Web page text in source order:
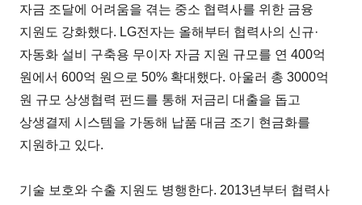
자금 조달에 어려움을 겪는 중소 협력사를 위한 금융
지원도 강화했다. LG전자는 올해부터 협력사의 신규·
자동화 설비 구축용 무이자 자금 지원 규모를 연 400억
원에서 600억 원으로 50% 확대했다. 아울러 총 3000억
원 규모 상생협력 펀드를 통해 저금리 대출을 돕고
상생결제 시스템을 가동해 납품 대금 조기 현금화를
지원하고 있다.
기술 보호와 수출 지원도 병행한다. 2013년부터 협력사